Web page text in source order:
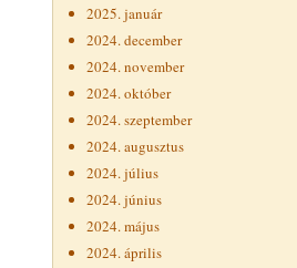
2025. január
2024. december
2024. november
2024. október
2024. szeptember
2024. augusztus
2024. július
2024. június
2024. május
2024. április